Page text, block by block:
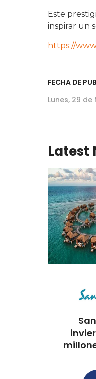
Este
inspirar un
https://
FECHA DE
Lunes, 29
Latest